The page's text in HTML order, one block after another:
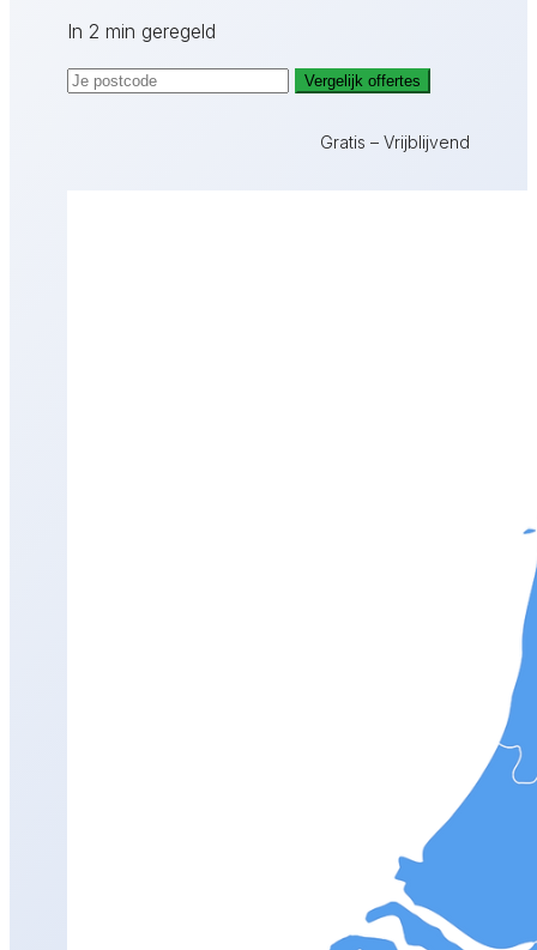
In 2 min geregeld
Vergelijk offertes
Gratis – Vrijblijvend